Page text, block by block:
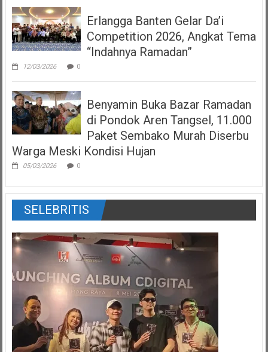
Erlangga Banten Gelar Da’i
Competition 2026, Angkat Tema
“Indahnya Ramadan”
12/03/2026 0
Benyamin Buka Bazar Ramadan
di Pondok Aren Tangsel, 11.000
Paket Sembako Murah Diserbu
Warga Meski Kondisi Hujan
05/03/2026 0
SELEBRITIS